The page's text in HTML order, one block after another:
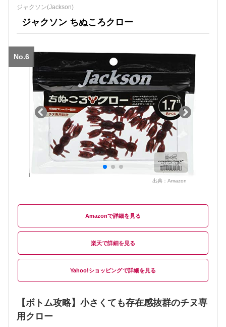
ジャクソン(Jackson)
ジャクソン ちぬころクロー
No.6
出典： Amazon
Amazon
楽天
Yahoo!ショッピング
【ボトム攻略】小さくても存在感抜群のチヌ専
用クロー